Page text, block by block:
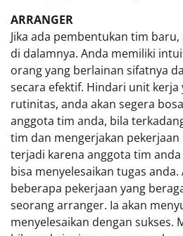
ARRANGER
Jika ada pembentukan tim
di dalamnya. Anda memiliki
orang yang berlainan sifatnya
secara efektif. Hindari unit kerja
rutinitas, anda akan segera
anggota tim anda, bila
tim dan mengerjakan pekerjaan
terjadi karena anggota tim
bisa menyelesaikan tugas
beberapa pekerjaan yang
seorang arranger. Ia akan
menyelesaikan dengan sukses.